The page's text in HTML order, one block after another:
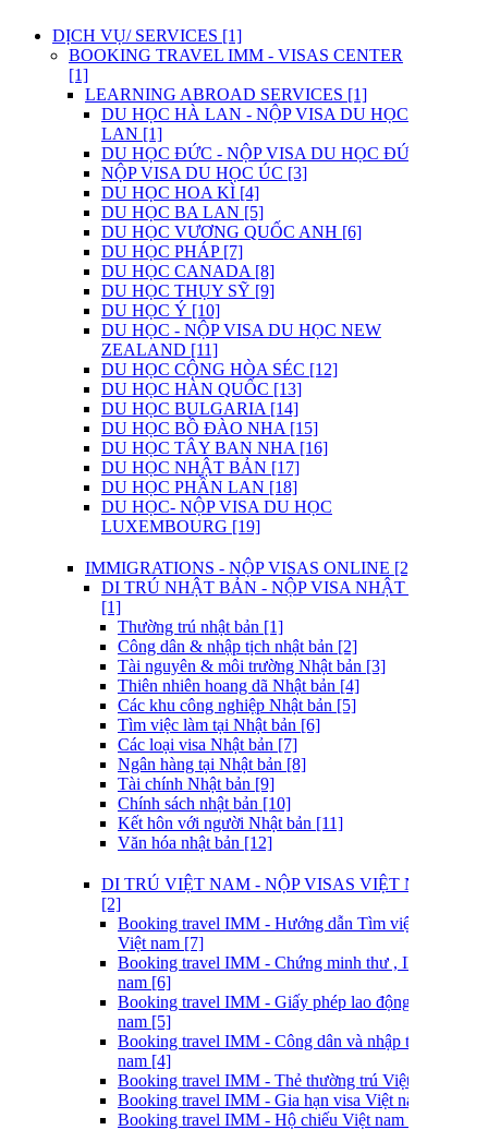
DỊCH VỤ/ SERVICES [1]
BOOKING TRAVEL IMM - VISAS CENTER
[1]
LEARNING ABROAD SERVICES [1]
DU HỌC HÀ LAN - NỘP VISA DU HỌC HÀ
LAN [1]
DU HỌC ĐỨC - NỘP VISA DU HỌC ĐỨC [2]
NỘP VISA DU HỌC ÚC [3]
DU HỌC HOA KÌ [4]
DU HỌC BA LAN [5]
DU HỌC VƯƠNG QUỐC ANH [6]
DU HỌC PHÁP [7]
DU HỌC CANADA [8]
DU HỌC THỤY SỸ [9]
DU HỌC Ý [10]
DU HỌC - NỘP VISA DU HỌC NEW
ZEALAND [11]
DU HỌC CỘNG HÒA SÉC [12]
DU HỌC HÀN QUỐC [13]
DU HỌC BULGARIA [14]
DU HỌC BỒ ĐÀO NHA [15]
DU HỌC TÂY BAN NHA [16]
DU HỌC NHẬT BẢN [17]
DU HỌC PHẦN LAN [18]
DU HỌC- NỘP VISA DU HỌC
LUXEMBOURG [19]
IMMIGRATIONS - NỘP VISAS ONLINE [2]
DI TRÚ NHẬT BẢN - NỘP VISA NHẬT BẢN
[1]
Thường trú nhật bản [1]
Công dân & nhập tịch nhật bản [2]
Tài nguyên & môi trường Nhật bản [3]
Thiên nhiên hoang dã Nhật bản [4]
Các khu công nghiệp Nhật bản [5]
Tìm việc làm tại Nhật bản [6]
Các loại visa Nhật bản [7]
Ngân hàng tại Nhật bản [8]
Tài chính Nhật bản [9]
Chính sách nhật bản [10]
Kết hôn với người Nhật bản [11]
Văn hóa nhật bản [12]
DI TRÚ VIỆT NAM - NỘP VISAS VIỆT NAM
[2]
Booking travel IMM - Hướng dẫn Tìm việc làm tại
Việt nam [7]
Booking travel IMM - Chứng minh thư , ID Việt
nam [6]
Booking travel IMM - Giấy phép lao động Việt
nam [5]
Booking travel IMM - Công dân và nhập tịch Việt
nam [4]
Booking travel IMM - Thẻ thường trú Việt nam [3]
Booking travel IMM - Gia hạn visa Việt nam [2]
Booking travel IMM - Hộ chiếu Việt nam [1]